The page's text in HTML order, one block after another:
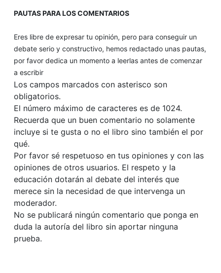
PAUTAS PARA LOS COMENTARIOS
Eres libre de expresar tu opinión, pero para conseguir un
debate serio y constructivo, hemos redactado unas pautas,
por favor dedica un momento a leerlas antes de comenzar
a escribir
Los campos marcados con asterisco son
obligatorios.
El número máximo de caracteres es de 1024.
Recuerda que un buen comentario no solamente
incluye si te gusta o no el libro sino también el por
qué.
Por favor sé respetuoso en tus opiniones y con las
opiniones de otros usuarios. El respeto y la
educación dotarán al debate del interés que
merece sin la necesidad de que intervenga un
moderador.
No se publicará ningún comentario que ponga en
duda la autoría del libro sin aportar ninguna
prueba.